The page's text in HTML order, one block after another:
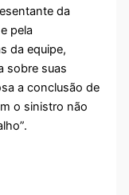
da
pela
da equipe,
sobre suas
a conclusão de
o sinistro não